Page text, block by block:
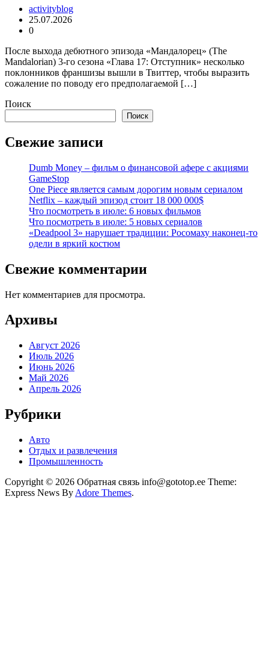
activityblog
25.07.2026
0
После выхода дебютного эпизода «Мандалорец» (The
Mandalorian) 3-го сезона «Глава 17: Отступник» несколько
поклонников франшизы вышли в Твиттер, чтобы выразить
сожаление по поводу его предполагаемой […]
Поиск
Поиск
Свежие записи
Dumb Money – фильм о финансовой афере с акциями
GameStop
One Piece является самым дорогим новым сериалом
Netflix – каждый эпизод стоит 18 000 000$
Что посмотреть в июле: 6 новых фильмов
Что посмотреть в июле: 5 новых сериалов
«Deadpool 3» нарушает традиции: Росомаху наконец-то
одели в яркий костюм
Свежие комментарии
Нет комментариев для просмотра.
Архивы
Август 2026
Июль 2026
Июнь 2026
Май 2026
Апрель 2026
Рубрики
Авто
Отдых и развлечения
Промышленность
Copyright © 2026 Обратная связь info@gototop.ee Theme:
Express News By Adore Themes.